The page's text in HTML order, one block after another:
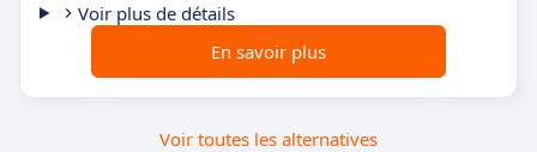
Voir plus de détails
En savoir plus
Voir toutes les alternatives